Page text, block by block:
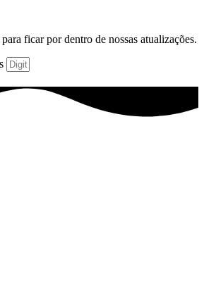
ficar por dentro de nossas atualizações.